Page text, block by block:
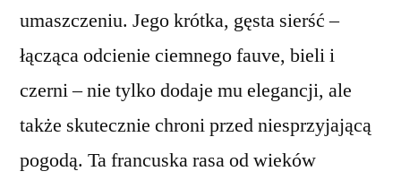
umaszczeniu. Jego krótka, gęsta sierść –
łącząca odcienie ciemnego fauve, bieli i
czerni – nie tylko dodaje mu elegancji, ale
także skutecznie chroni przed niesprzyjającą
pogodą. Ta francuska rasa od wieków